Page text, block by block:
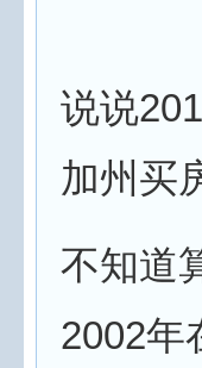
说说
加州买
不知道
2002年